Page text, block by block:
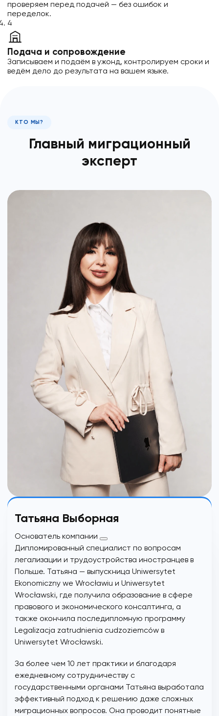
проверяем перед подачей — без ошибок и
переделок.
4
Подача и сопровождение
Записываем и подаём в ужонд, контролируем сроки и
ведём дело до результата на вашем языке.
КТО МЫ?
Главный миграционный
эксперт
Татьяна Выборная
Основатель компании
Дипломированный специалист по вопросам
легализации и трудоустройства иностранцев в
Польше. Татьяна — выпускница Uniwersytet
Ekonomiczny we Wrocławiu и Uniwersytet
Wrocławski, где получила образование в сфере
правового и экономического консалтинга, а
также окончила последипломную программу
Legalizacja zatrudnienia cudzoziemców в
Uniwersytet Wrocławski.
За более чем 10 лет практики и благодаря
ежедневному сотрудничеству с
государственными органами Татьяна выработала
эффективный подход к решению даже сложных
миграционных вопросов. Она проводит понятные